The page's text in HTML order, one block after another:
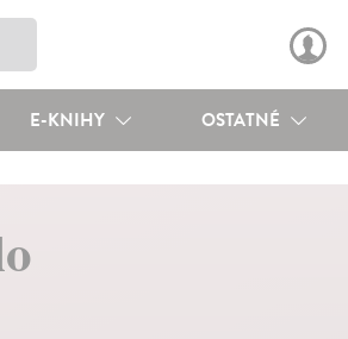
E-KNIHY OSTATNÉ